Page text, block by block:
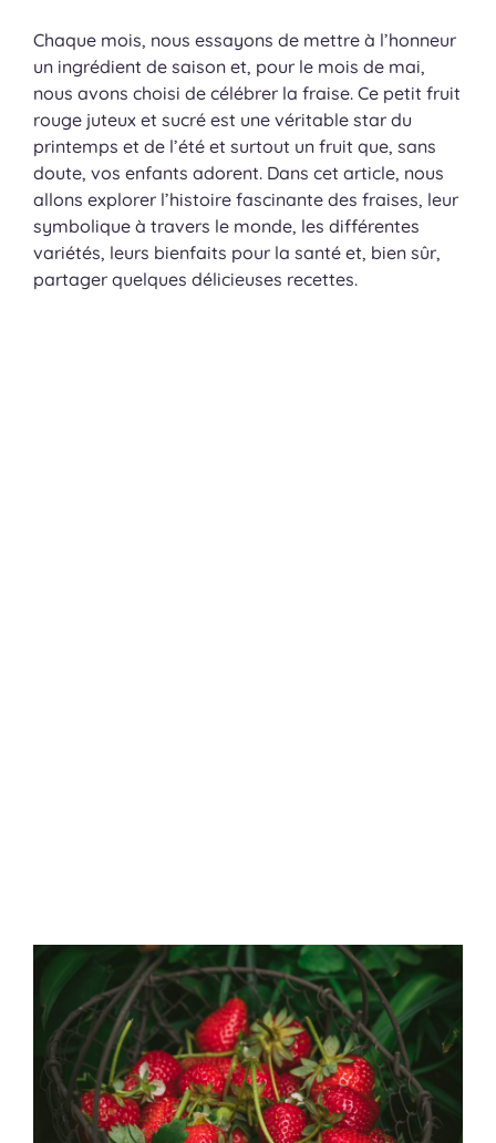
Chaque mois, nous essayons de mettre à l’honneur
un ingrédient de saison et, pour le mois de mai,
nous avons choisi de célébrer la fraise. Ce petit fruit
rouge juteux et sucré est une véritable star du
printemps et de l’été et surtout un fruit que, sans
doute, vos enfants adorent. Dans cet article, nous
allons explorer l’histoire fascinante des fraises, leur
symbolique à travers le monde, les différentes
variétés, leurs bienfaits pour la santé et, bien sûr,
partager quelques délicieuses recettes.